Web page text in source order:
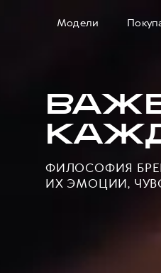
Модели
ФИЛОСОФИЯ
ИХ ЭМОЦИИ,